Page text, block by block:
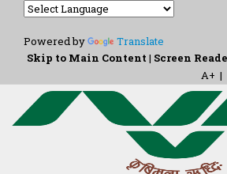
Powered by
Translate
Skip to Main Content | Screen
A+ |